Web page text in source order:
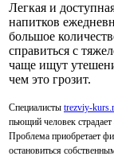
Легкая и
напитков
большое
справиться с
чаще ищут
чем это грозит.
Специалисты trezviy-
пьющий человек
Проблема приобретает
остановиться